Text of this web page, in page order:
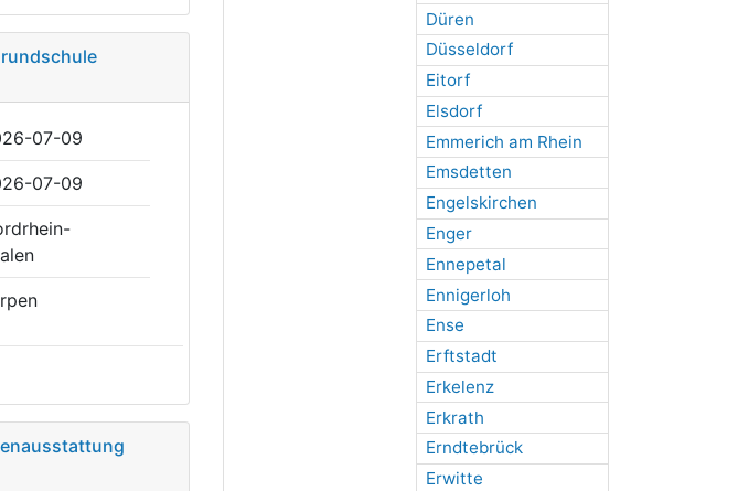
Düren
Düsseldorf
Eitorf
Elsdorf
Emmerich am Rhein
Emsdetten
Engelskirchen
Enger
Ennepetal
Ennigerloh
Ense
Erftstadt
Erkelenz
Erkrath
Erndtebrück
Erwitte
07-09
07-09